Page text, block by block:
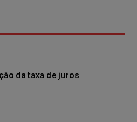
da taxa de juros